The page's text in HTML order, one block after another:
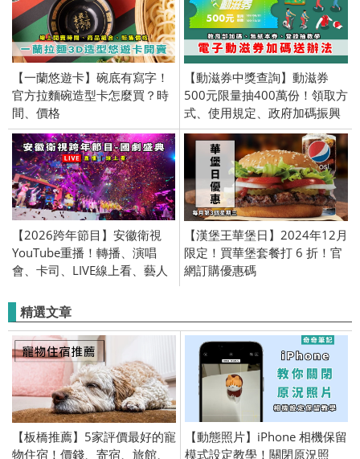
【一蘭悠遊卡】碗底有寫字！
官方拉麵碗造型卡怎麼買？時
間、價格
【動滋券中獎查詢】動滋券
500元限量抽400萬份！領取方
式、使用規定、政府加碼振興
券
【2026跨年節目】安徽衛視
YouTube重播！轉播、演唱
會、卡司、LIVE線上看、藝人
【漢堡王華堡日】2024年12月
限定！買華堡套餐打 6 折！官
網訂購優惠碼
精選文章
【板橋推薦】5家評價最好的寵
物住宿！價錢、寄宿、旅館、
【動態照片】iPhone 相機保留
模式設定教學！關閉原況照